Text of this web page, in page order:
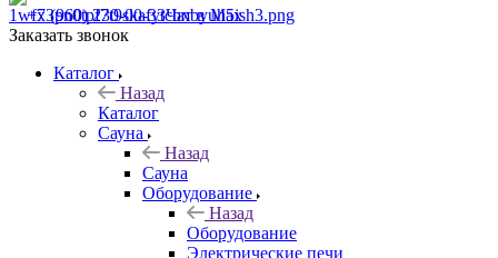
+7 (960) 230-00-33Чат в Max
Заказать звонок
Каталог
Назад
Каталог
Сауна
Назад
Сауна
Оборудование
Назад
Оборудование
Электрические печи